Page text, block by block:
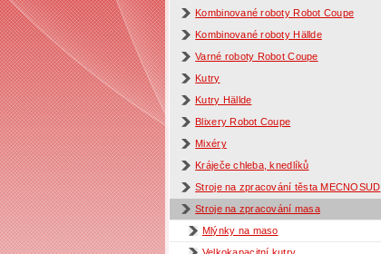
Kombinované roboty Robot Coupe
Kombinované roboty Hällde
Varné roboty Robot Coupe
Kutry
Kutry Hällde
Blixery Robot Coupe
Mixéry
Kráječe chleba, knedlíků
Stroje na zpracování těsta MECNOSUD
Stroje na zpracování masa
Mlýnky na maso